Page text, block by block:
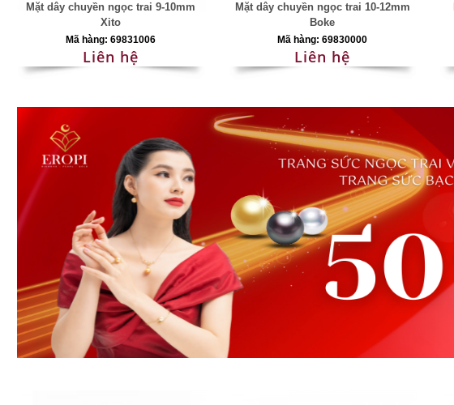
Mặt dây chuyền ngọc trai 9-10mm
Xito
Mã hàng: 69831006
Liên hệ
Mặt dây chuyền ngọc trai 10-12mm
Boke
Mã hàng: 69830000
Liên hệ